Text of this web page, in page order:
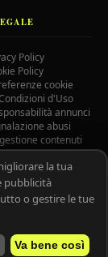
Policy
Policy
cookie
d'Uso
annunci
abusi
contenuti
— IOCOSGC
annunci pubblicati
la tua
pubblicità
o gestire le tue
Va bene così